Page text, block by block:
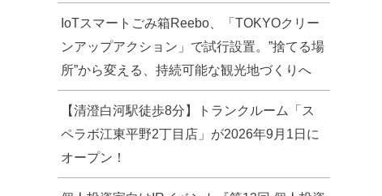
IoTスマートごみ箱Reebo、「TOKYOクリー
ンアップアクション」で試行設置。”捨てる場
所”から変える、持続可能な観光地づくりへ
【清澄白河駅徒歩8分】トランクルーム「ス
ペラボ江東平野2丁目店」が2026年9月1日に
オープン！